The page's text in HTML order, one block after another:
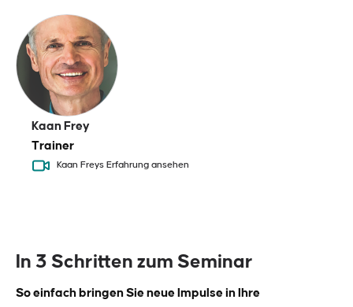
Kaan Frey
Trainer
Kaan Freys Erfahrung ansehen
In 3 Schritten zum Seminar
So einfach bringen Sie neue Impulse in Ihre